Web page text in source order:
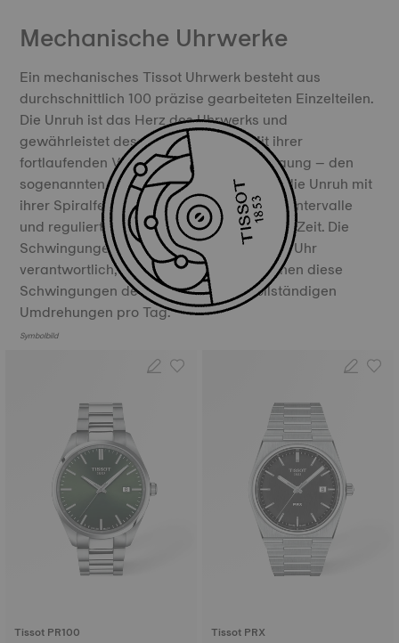
Mechanische Uhrwerke
Ein mechanisches Tissot Uhrwerk besteht aus
durchschnittlich 100 präzise gearbeiteten Einzelteilen.
Die Unruh ist das Herz des Uhrwerks und
gewährleistet dessen Genauigkeit. Mit ihrer
fortlaufenden Vor- und Rückwärtsbewegung – den
sogenannten Schwingungen – unterteilt die Unruh mit
ihrer Spiralfeder die Zeit in gleichmäßige Intervalle
und reguliert somit genau den Verlauf der Zeit. Die
Schwingungen sind für das „Ticken“ Ihrer Uhr
verantwortlich, und insgesamt entsprechen diese
Schwingungen der Unruh 385.000 vollständigen
Umdrehungen pro Tag.
Symbolbild
Tissot PR100
Tissot PRX